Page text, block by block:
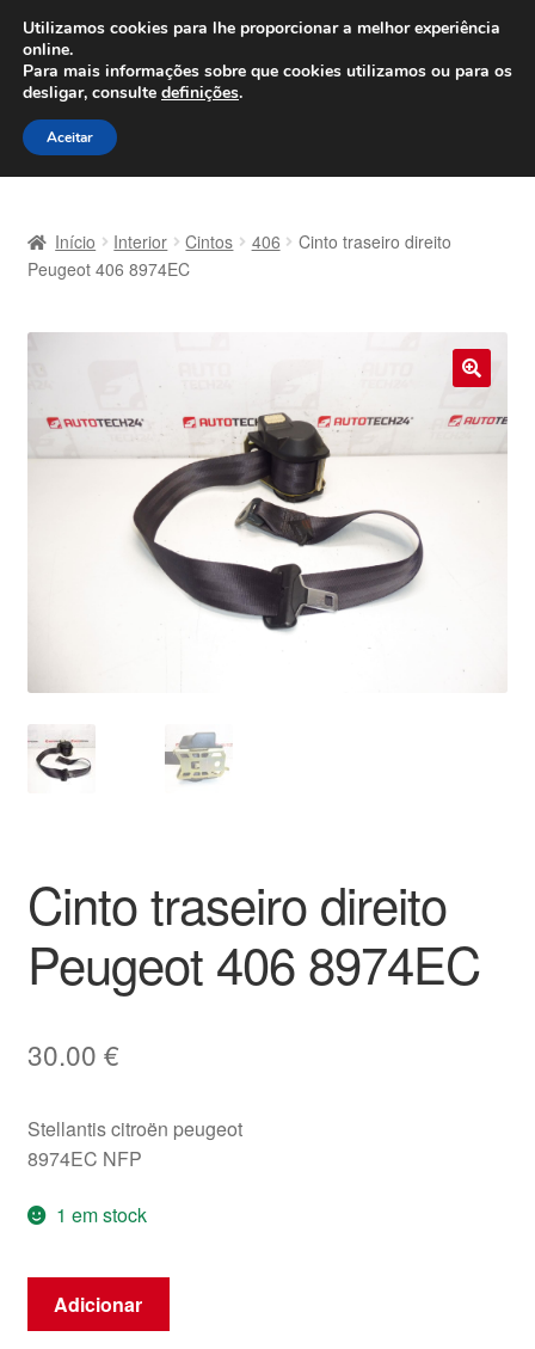
ENVIO a partir de 7 EUR
Seg-Sex, das 9h às 16h800 500 967
Ir
para
a
Saltar
para
o
Carrinho
Envio para todo o planeta
Procedimento de Reclamação
Sobre nós
Termos e Condições
Início Interior Cintos 406
Cinto traseiro direito
Peugeot 406 8974EC
Cinto traseiro direito
Peugeot 406 8974EC
30.00 €
Stellantis citroën peugeot
8974EC NFP
1 em stock
Quantidade
Adicionar
Utilizamos cookies para lhe proporcionar a melhor experiência
online.
Para mais informações sobre que cookies utilizamos ou para os
desligar, consulte definições.
Aceitar